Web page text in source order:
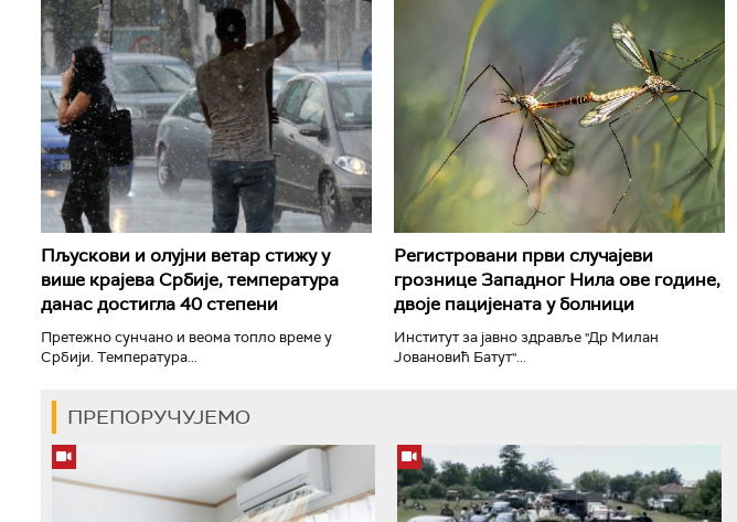
Пљускови и олујни ветар стижу у
више крајева Србије, температура
данас достигла 40 степени
Претежно сунчано и веома топло време у
Србији. Температура...
Регистровани први случајеви
грознице Западног Нила ове године,
двоје пацијената у болници
Институт за јавно здравље "Др Милан
Јовановић Батут"...
ПРЕПОРУЧУЈЕМО